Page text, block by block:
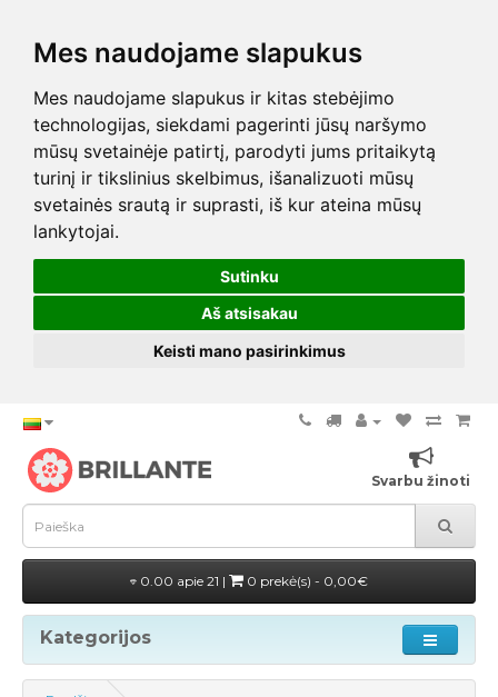
Mes naudojame slapukus
Mes naudojame slapukus ir kitas stebėjimo
technologijas, siekdami pagerinti jūsų naršymo
mūsų svetainėje patirtį, parodyti jums pritaikytą
turinį ir tikslinius skelbimus, išanalizuoti mūsų
svetainės srautą ir suprasti, iš kur ateina mūsų
lankytojai.
Sutinku
Aš atsisakau
Keisti mano pasirinkimus
Svarbu žinoti
0.00 apie 21 | 0 prekė(s) - 0,00€
Kategorijos